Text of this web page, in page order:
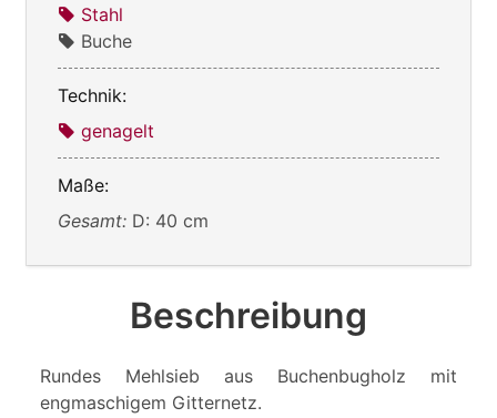
Stahl
Buche
Technik:
genagelt
Maße:
Gesamt: D: 40 cm
Beschreibung
Rundes Mehlsieb aus Buchenbugholz mit
engmaschigem Gitternetz.